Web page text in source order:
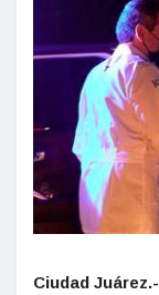
Ciudad Juárez.-